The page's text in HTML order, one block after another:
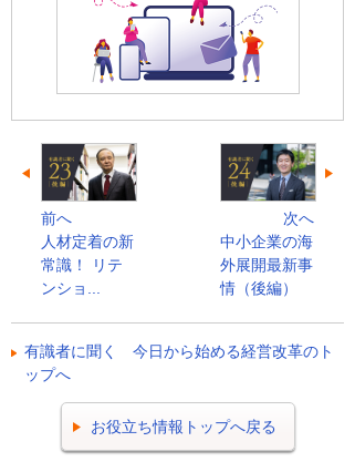
前へ
人材定着の新
常識！ リテ
ンショ...
次へ
中小企業の海
外展開最新事
情（後編）
有識者に聞く 今日から始める経営改革のト
ップへ
お役立ち情報トップへ戻る